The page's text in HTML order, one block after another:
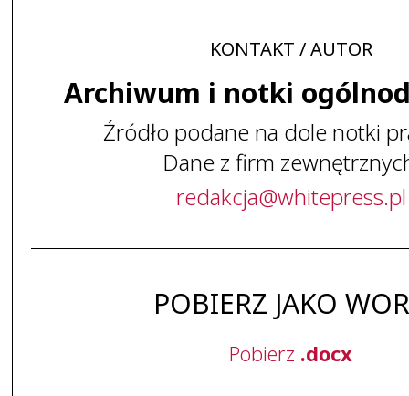
KONTAKT / AUTOR
Archiwum i notki
Źródło podane na dole notki
Dane z firm
redakcja@whitepress.pl
POBIERZ JAKO
Pobierz .docx